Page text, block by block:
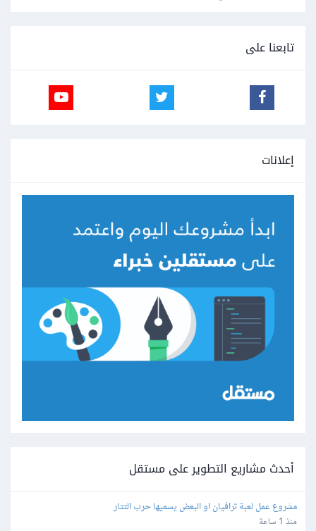
تابعنا على
إعلانات
أحدث مشاريع التطوير على مستقل
مشروع عمل لعبة ترافيان او البعض يسميها حرب التتار
منذ 1 ساعة